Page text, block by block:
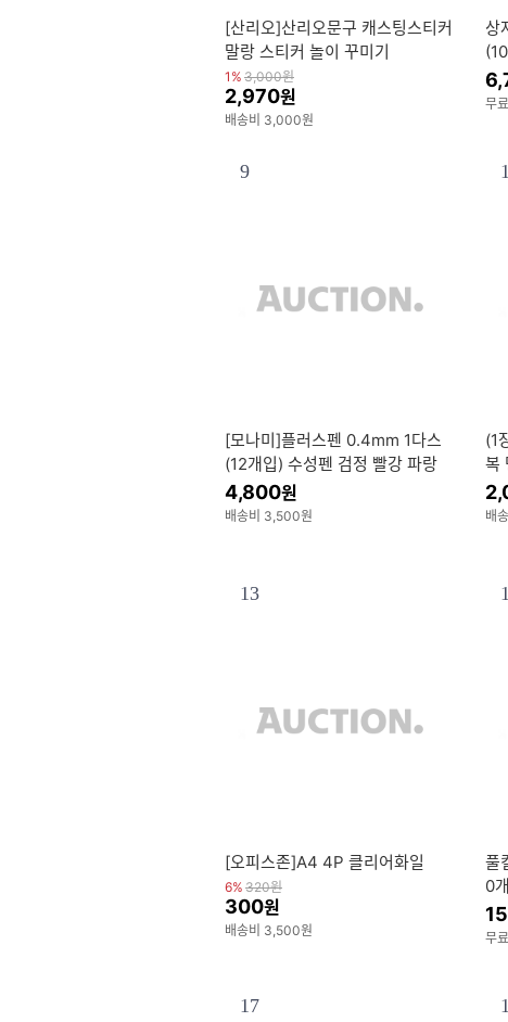
[산리오]산리오문구 캐스팅스티커
말랑 스티커 놀이 꾸미기
1% 3,000원
2,970원
배송비 3,000원
상
봉
도
무
9
[모나미]플러스펜 0.4mm 1다스
(12개입) 수성펜 검정 빨강 파랑
4,800원
배송비 3,500원
(1
복
배
13
[오피스존]A4 4P 클리어화일
6% 320원
300원
배송비 3,500원
풀
0개
무
17